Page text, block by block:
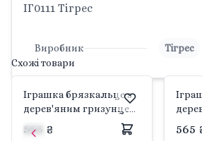
IГ0111 Тігрес
Виробник
Тігрес
Схожі товари
Іграшка брязкальце з
дерев'яним гризунцем
планшеті IГ0110 Тігрес
565 ₴ 565